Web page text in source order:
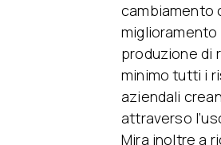
cambiamento
miglioramento
produzione di
minimo tutti i
aziendali
attraverso
Mira inoltre a